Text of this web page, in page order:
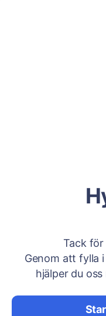
Tack för
Genom att fylla
hjälper du